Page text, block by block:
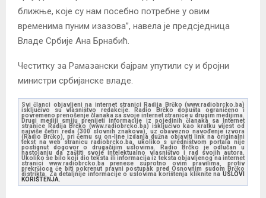
ближње, које су нам посебно потребне у овим
временима пуним изазова”, навела је предсједница
Владе Србије Ана Брнабић.
Честитку за Рамазански бајрам упутили су и бројни
министри србијанске владе.
Svi članci objavljeni na internet stranici Radija Brčko (www.radiobrcko.ba)
isključivo su vlasništvo redakcije. Radio Brčko dopušta ograničeno i
povremeno prenošenje članaka sa svoje internet stranice u drugim medijima.
Drugi mediji smiju prenijeti informacije iz pojedinih članaka sa Internet
stranice Radija Brčko (www.radiobrcko.ba) isključivo kao kratku vijest od
najviše četiri reda (300 slovnih znakova), uz obavezno navođenje izvora
(Radio Brčko), pri čemu su on-line izdanja dužna objaviti link na originalni
tekst na web stranicu radiobrcko.ba, ukoliko s uredništvom portala nije
postignut dogovor o drugačijim uslovima. Radio Brčko je odlučan u
nastojanju da zaštiti svoje intelektualno vlasništvo i rad svojih autora.
Ukoliko se bilo koji dio teksta ili informacija iz teksta objavljenog na internet
stranici www.radiobrcko.ba prenese suprotno ovim pravilima, protiv
prekršioca će biti pokrenut pravni postupak pred Osnovnim sudom Brčko
distrikta. Za detaljnije informacije o uslovima korištenja kliknite na USLOVI
KORIŠTENJA.